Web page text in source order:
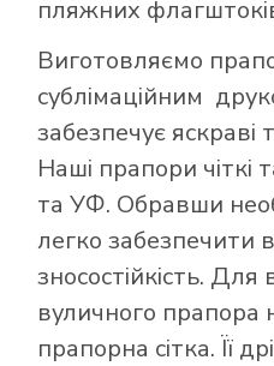
пляжних
Виготовляємо
сублімаційним
забезпечує яскраві
Наші прапори чіткі
та УФ. Обравши
легко забезпечити
зносостійкість.
вуличного прапора
прапорна сітка. Її